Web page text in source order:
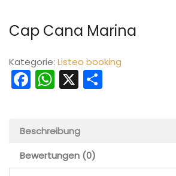
Cap Cana Marina
Kategorie: Listeo booking
Facebook
WhatsApp
X
Beschreibung
Bewertungen (0)